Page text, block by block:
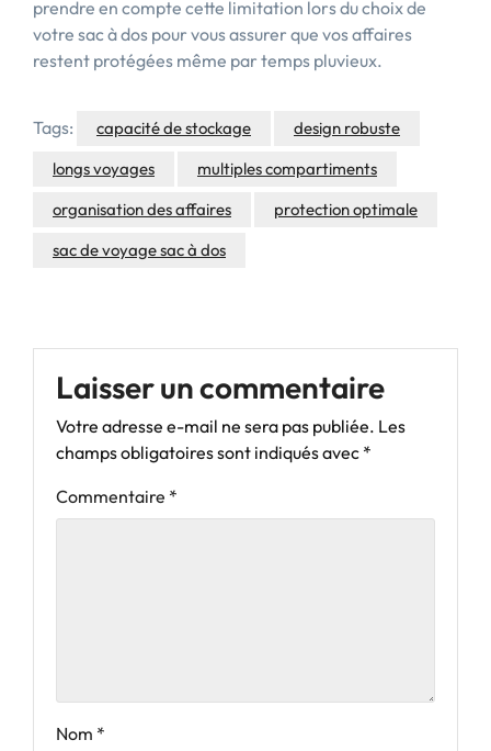
prendre en compte cette limitation lors du choix de
votre sac à dos pour vous assurer que vos affaires
restent protégées même par temps pluvieux.
Tags: capacité de stockage
design robuste
longs voyages
multiples compartiments
organisation des affaires
protection optimale
sac de voyage sac à dos
Laisser un commentaire
Votre adresse e-mail ne sera pas publiée. Les
champs obligatoires sont indiqués avec *
Commentaire *
Nom *